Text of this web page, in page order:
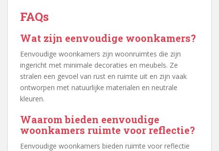
FAQs
Wat zijn eenvoudige woonkamers?
Eenvoudige woonkamers zijn woonruimtes die zijn
ingericht met minimale decoraties en meubels. Ze
stralen een gevoel van rust en ruimte uit en zijn vaak
ontworpen met natuurlijke materialen en neutrale
kleuren.
Waarom bieden eenvoudige
woonkamers ruimte voor reflectie?
Eenvoudige woonkamers bieden ruimte voor reflectie